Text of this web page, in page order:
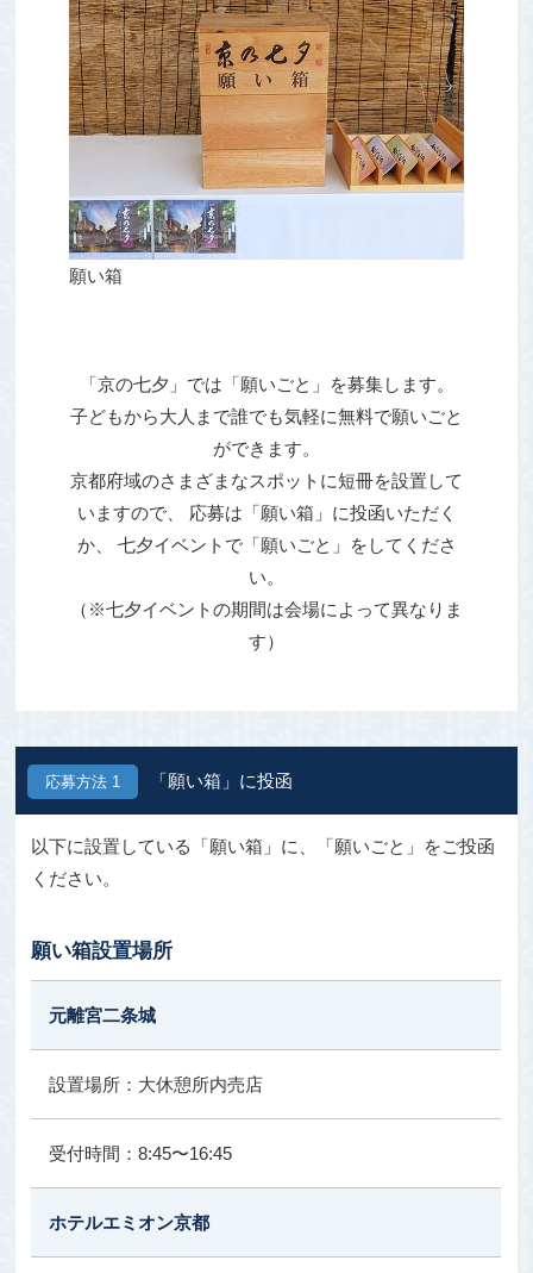
願い箱
「京の七夕」では「願いごと」を募集します。
子どもから大人まで誰でも気軽に無料で願いごと
ができます。
京都府域のさまざまなスポットに短冊を設置して
いますので、
応募は「願い箱」に投函いただく
か、
七夕イベントで「願いごと」をしてくださ
い。
（※七夕イベントの期間は会場によって異なりま
す）
応募方法 1 「願い箱」に投函
以下に設置している「願い箱」に、「願いごと」をご投函
ください。
願い箱設置場所
元離宮二条城
大休憩所内売店
8:45〜16:45
ホテルエミオン京都